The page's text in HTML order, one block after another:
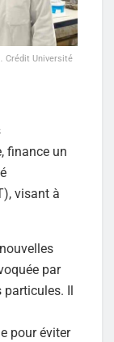
Crédit Université
finance un
visant à
par
Il
pour éviter